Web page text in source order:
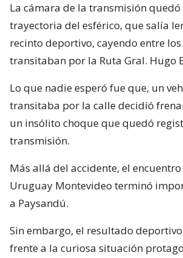
La cámara de la transmisión
trayectoria del esférico, que salía
recinto deportivo, cayendo entre
transitaban por la Ruta Gral. Hugo
Lo que nadie esperó fue que, un
transitaba por la calle decidió
un insólito choque que quedó
transmisión.
Más allá del accidente, el
Uruguay Montevideo terminó
a Paysandú.
Sin embargo, el resultado
frente a la curiosa situación